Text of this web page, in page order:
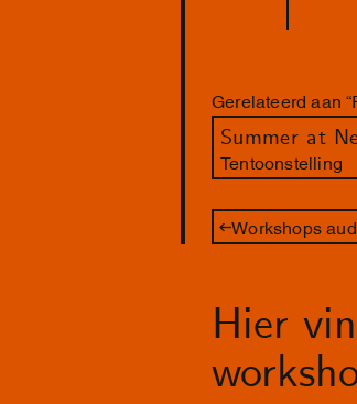
Gerelateerd aan
Summer at
Tentoonstelling
Workshops
Hier